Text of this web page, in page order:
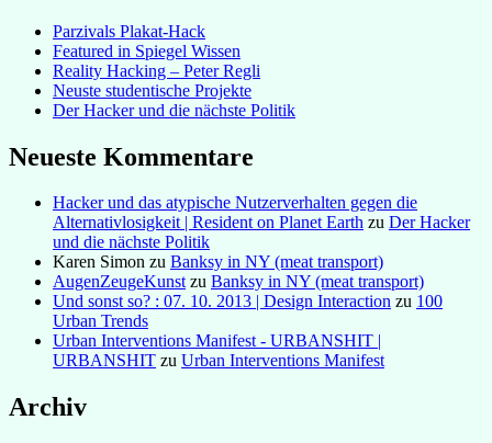
Parzivals Plakat-Hack
Featured in Spiegel Wissen
Reality Hacking – Peter Regli
Neuste studentische Projekte
Der Hacker und die nächste Politik
Neueste Kommentare
Hacker und das atypische Nutzerverhalten gegen die
Alternativlosigkeit | Resident on Planet Earth zu Der Hacker
und die nächste Politik
Karen Simon zu Banksy in NY (meat transport)
AugenZeugeKunstzu Banksy in NY (meat transport)
Und sonst so? : 07. 10. 2013 | Design Interaction zu 100
Urban Trends
Urban Interventions Manifest - URBANSHIT |
URBANSHIT zu Urban Interventions Manifest
Archiv